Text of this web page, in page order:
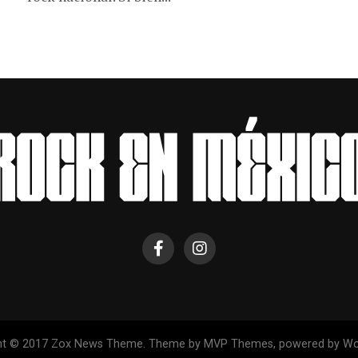
© 2017 Zox News Theme. Theme by MVP Themes, powered by